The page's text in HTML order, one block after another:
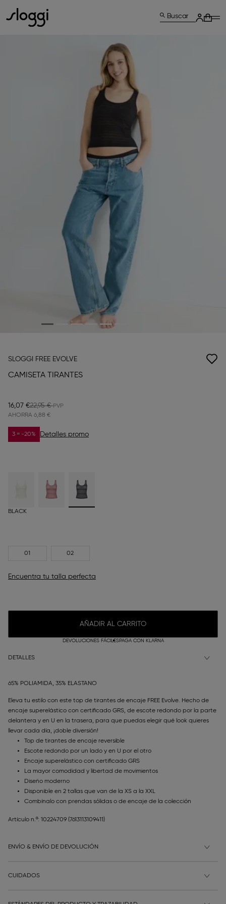
Buscar
SLOGGI FREE EVOLVE
CAMISETA TIRANTES
16,07 €22,95 €
AHORRA 6,88 €
3 = -20% Detalles promo
BLACK
01 02
Encuentra tu talla perfecta
AÑADIR AL CARRITO
DEVOLUCIONES FÁCILESPAGA CON KLARNA
DETALLES
65% POLIAMIDA, 35% ELASTANO
Eleva tu estilo con este top de tirantes de encaje FREE Evolve. Hecho de
encaje superelástico con certificado GRS, de escote redondo por la parte
delantera y en U en la trasera, para que puedas elegir qué look quieres
llevar cada día, ¡doble diversión!
Top de tirantes de encaje reversible
Escote redondo por un lado y en U por el otro
Encaje superelástico con certificado GRS
La mayor comodidad y libertad de movimientos
Diseño moderno
Disponible en 2 tallas que van de la XS a la XXL
Combínalo con prendas sólidas o de encaje de la colección
Artículo n.º: 10224709 (7613113109411)
ENVÍO & ENVÍO DE DEVOLUCIÓN
CUIDADOS